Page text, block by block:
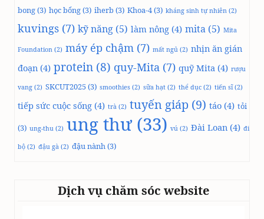
bong(3) học bổng(3) iherb(3) Khoa-4(3) kháng sinh tự nhiên (2)
kuvings (7) kỹ năng (5) làm nông (4) mita (5) Mita
Foundation (2) máy ép chậm (7) mất ngủ (2) nhịn ăn gián
đoạn (4) protein (8) quy-Mita (7) quỹ Mita (4) rượu
vang (2) SKCUT2025(3) smoothies (2) sữa hạt (2) thể dục (2) tiến sĩ(2)
tiếp sức cuộc sống (4) trà (2) tuyến giáp (9) táo (4) tỏi
(3) ung-thu (2) ung thư(33) vú (2) Đài Loan (4) đi
bộ (2) đậu gà (2) đậu nành(3)
Dịch vụ chăm sóc website